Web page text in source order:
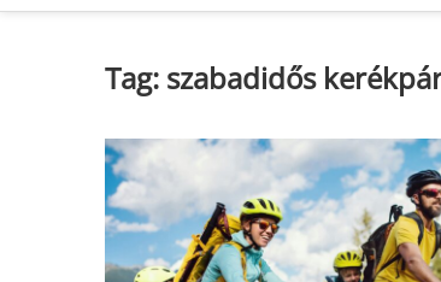
Tag: szabadidős